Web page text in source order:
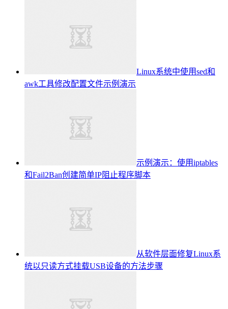
Linux系统中使用sed和
awk工具修改配置文件示例演示
示例演示：使用iptables
和Fail2Ban创建简单IP阻止程序脚本
从软件层面修复Linux系
统以只读方式挂载USB设备的方法步骤